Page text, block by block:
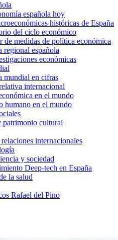
española hoy
históricas de España
del ciclo económico
de medidas de política económica
regional española
económicas
mundial en cifras
internacional
en el mundo
humano en el mundo
patrimonio cultural
internacionales
y sociedad
Deep-tech en España
la salud
Rafael del Pino